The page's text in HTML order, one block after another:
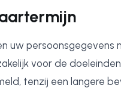
uw persoonsgegevens
voor de
tenzij een langere